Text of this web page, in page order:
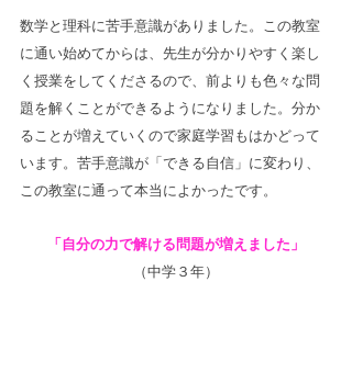
数学と理科に苦手意識がありました。この教室
に通い始めてからは、先生が分かりやすく楽し
く授業をしてくださるので、前よりも色々な問
題を解くことができるようになりました。分か
ることが増えていくので家庭学習もはかどって
います。苦手意識が「できる自信」に変わり、
この教室に通って本当によかったです。
「自分の力で解ける問題が増えました」
（中学３年）